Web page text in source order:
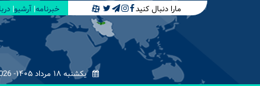
مارا دنبال کنید خبرنامه آرشیو
یکشنبه ۱۸ مرداد ۱۴۰۵-